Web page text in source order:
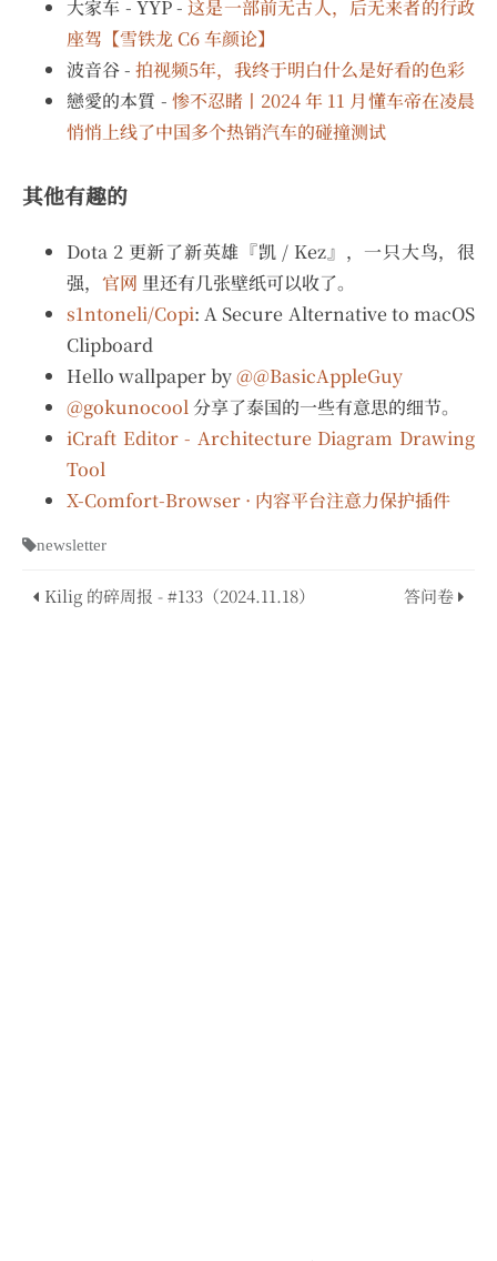
大家车 - YYP -这是一部前无古人，后无来者的行政
座驾【雪铁龙 C6 车颜论】
波音谷 - 拍视频5年，我终于明白什么是好看的色彩
戀愛的本質 - 惨不忍睹丨2024 年 11 月懂车帝在凌晨
悄悄上线了中国多个热销汽车的碰撞测试
其他有趣的
Dota 2 更新了新英雄『凯 / Kez』，一只大鸟，很
强， 官网 里还有几张壁纸可以收了。
s1ntoneli/Copi: A Secure Alternative to macOS
Clipboard
Hello wallpaper by@@BasicAppleGuy
@gokunocool分享了泰国的一些有意思的细节。
iCraft Editor - Architecture Diagram Drawing
Tool
X-Comfort-Browser · 内容平台注意力保护插件
newsletter
Kilig 的碎周报 - #133（2024.11.18） 答问卷